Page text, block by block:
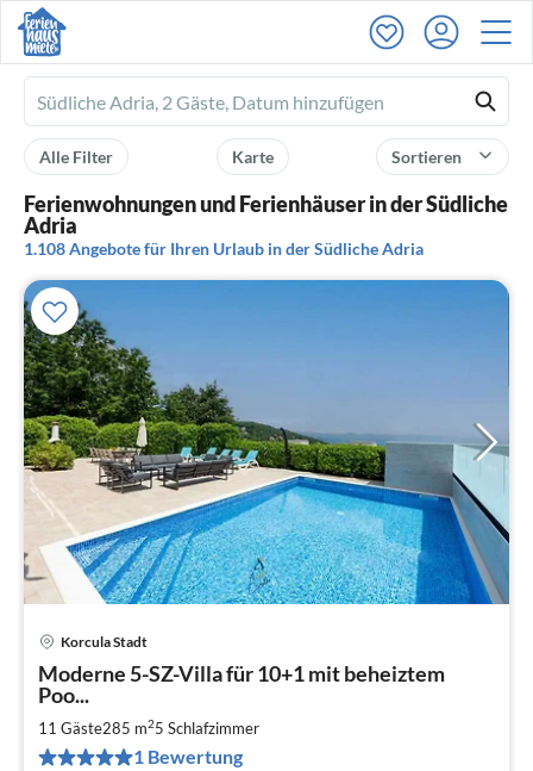
Ferienhausmiete
logo
Sortieren
Karte
Alle Filter
Ferienwohnungen und Ferienhäuser in der Südliche
Adria
1.108 Angebote für Ihren Urlaub in der Südliche Adria
Korcula Stadt
Moderne 5-SZ-Villa für 10+1 mit beheiztem
Poo...
11 Gäste285 m25 Schlafzimmer
1 Bewertung